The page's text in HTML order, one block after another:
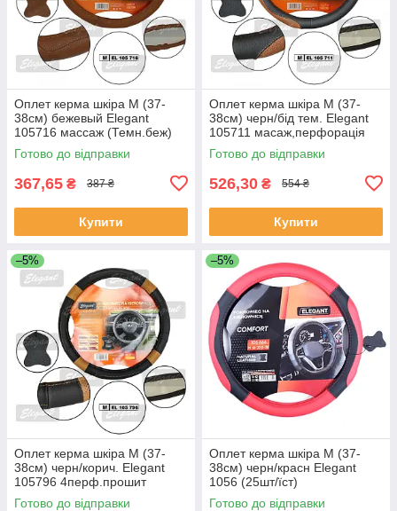
Оплет керма шкіра М (37-
38см) бежевый Elegant
105716 массаж (Темн.беж)
Готово до відправки
367,65 ₴ 387 ₴
Купити
Оплет керма шкіра М (37-
38см) черн/бід тем. Elegant
105711 масаж,перфорація
(30шт/священ)
Готово до відправки
526,30 ₴ 554 ₴
Купити
–5%
Оплет керма шкіра М (37-
38см) черн/корич. Elegant
105796 4перф.прошит
коричневою (30шт/священ)
Готово до відправки
–5%
Оплет керма шкіра М (37-
38см) черн/красн Elegant
1056 (25шт/їст)
Готово до відправки